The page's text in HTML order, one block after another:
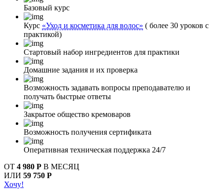
Базовый курс
Курс «Уход и косметика для волос» ( более 30 уроков с
практикой)
Стартовый набор ингредиентов для практики
Домашние задания и их проверка
Возможность задавать вопросы преподавателю и
получать быстрые ответы
Закрытое общество кремоваров
Возможность получения сертификата
Оперативная техническая поддержка 24/7
ОТ 4 980 Р В МЕСЯЦ
ИЛИ 59 750 Р
Хочу!